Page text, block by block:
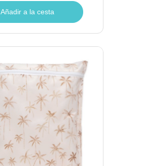
Añadir a la cesta